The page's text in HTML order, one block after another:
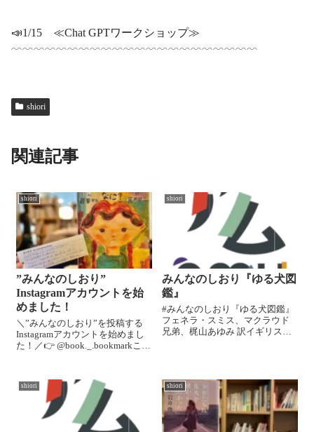
📣1/15 ≪Chat GPTワークショップ≫
﹋﹋﹋﹋﹋﹋﹋﹋﹋﹋﹋﹋﹋﹋﹋﹋﹋﹋﹋﹋﹋﹋
shiori
関連記事
shiori
”みんなのしおり”
Instagramアカウントを始
めました！
＼”みんなのしおり”を投稿する
Instagramアカウントを始めまし
た！／👉 @book._.bookmarkここ
の感想)” を投稿できておらずで
した。。😵というのもイベント
shiori
みんなのしおり『ゆる犬図
鑑』
#みんなのしおり『ゆる犬図鑑』
フェネラ・スミス、マクラウド
兄弟、梶山あゆみ 訳イギリスの
ている図鑑絵本。さすがゆるい
図鑑なので...
shiori shiori